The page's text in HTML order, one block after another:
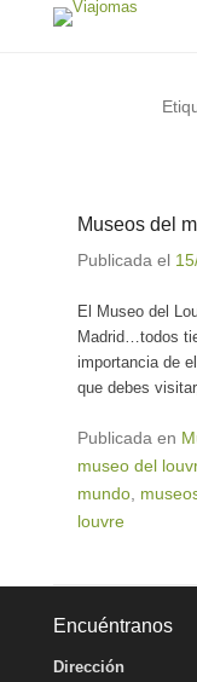
Museos del
Publicada el
El Museo del
Madrid…todos
importancia de
que debes
Publicada en
museo del
mundo
louvre
Encuéntranos
Dirección